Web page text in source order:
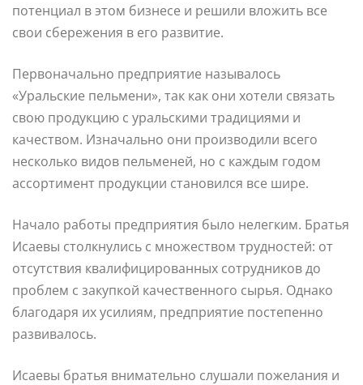
потенциал в этом бизнесе и решили вложить все
свои сбережения в его развитие.
Первоначально предприятие называлось
«Уральские пельмени», так как они хотели связать
свою продукцию с уральскими традициями и
качеством. Изначально они производили всего
несколько видов пельменей, но с каждым годом
ассортимент продукции становился все шире.
Начало работы предприятия было нелегким. Братья
Исаевы столкнулись с множеством трудностей: от
отсутствия квалифицированных сотрудников до
проблем с закупкой качественного сырья. Однако
благодаря их усилиям, предприятие постепенно
развивалось.
Исаевы братья внимательно слушали пожелания и